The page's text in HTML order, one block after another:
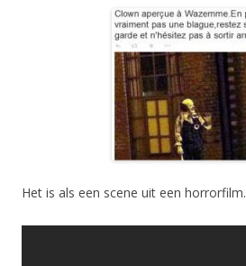
Het is als een scene uit een horrorfilm.